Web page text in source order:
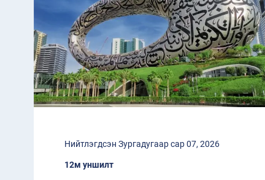
Нийтлэгдсэн Зургадугаар сар 07, 2026
12м уншилт